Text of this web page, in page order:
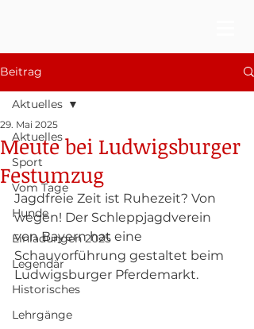
Beitrag
Aktuelles
Sport
Vom Tage
Hunde
Einladungen 2025
Legendär
Historisches
Lehrgänge
Aktuelles
Meute bei Ludwigsburger
Festumzug
29. Mai 2025
Jagdfreie Zeit ist Ruhezeit? Von
wegen! Der Schleppjagdverein
von Bayern hat eine
Schauvorführung gestaltet beim
Ludwigsburger Pferdemarkt.